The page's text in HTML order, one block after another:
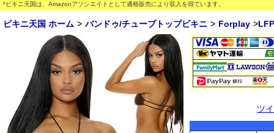
*ビキニ天国は、Amazonアソシエイトとして適格販売により収入を得ています。
ビキニ天国 ホーム バンドゥ/チューブトップビキニ Forplay
ツ